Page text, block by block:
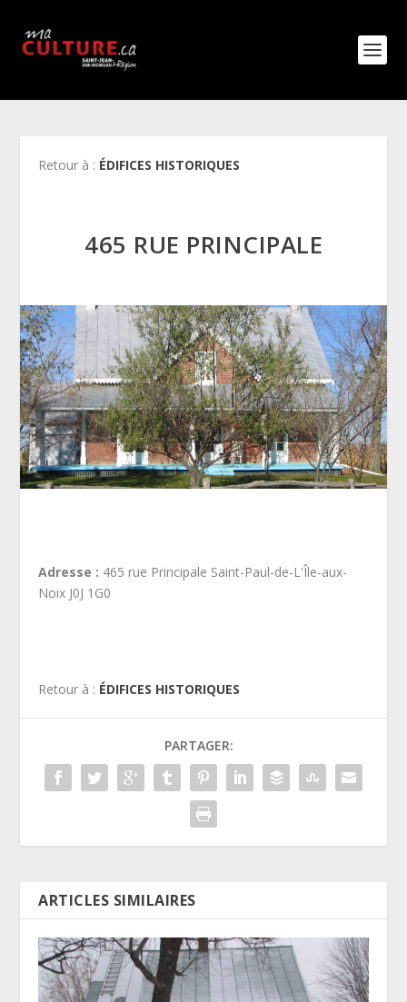
Retour à : ÉDIFICES HISTORIQUES
465 RUE PRINCIPALE
Adresse : 465 rue Principale Saint-Paul-de-L'Île-aux-
Noix J0J 1G0
Retour à : ÉDIFICES HISTORIQUES
PARTAGER:
ARTICLES SIMILAIRES